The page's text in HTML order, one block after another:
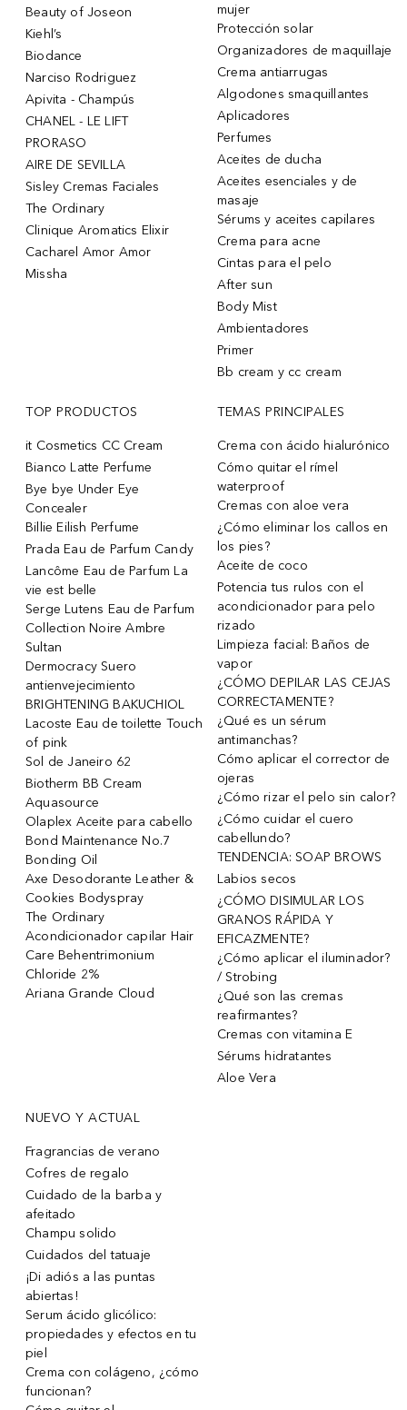
Beauty of Joseon
Kiehl’s
Biodance
Narciso Rodriguez
Apivita - Champús
CHANEL - LE LIFT
PRORASO
AIRE DE SEVILLA
Sisley Cremas Faciales
The Ordinary
Clinique Aromatics Elixir
Cacharel Amor Amor
Missha
mujer
Protección solar
Organizadores de maquillaje
Crema antiarrugas
Algodones smaquillantes
Aplicadores
Perfumes
Aceites de ducha
Aceites esenciales y de
masaje
Sérums y aceites capilares
Crema para acne
Cintas para el pelo
After sun
Body Mist
Ambientadores
Primer
Bb cream y cc cream
TOP PRODUCTOS
it Cosmetics CC Cream
Bianco Latte Perfume
Bye bye Under Eye
Concealer
Billie Eilish Perfume
Prada Eau de Parfum Candy
Lancôme Eau de Parfum La
vie est belle
Serge Lutens Eau de Parfum
Collection Noire Ambre
Sultan
Dermocracy Suero
antienvejecimiento
BRIGHTENING BAKUCHIOL
Lacoste Eau de toilette Touch
of pink
Sol de Janeiro 62
Biotherm BB Cream
Aquasource
Olaplex Aceite para cabello
Bond Maintenance No.7
Bonding Oil
Axe Desodorante Leather &
Cookies Bodyspray
The Ordinary
Acondicionador capilar Hair
Care Behentrimonium
Chloride 2%
Ariana Grande Cloud
TEMAS PRINCIPALES
Crema con ácido hialurónico
Cómo quitar el rímel
waterproof
Cremas con aloe vera
¿Cómo eliminar los callos en
los pies?
Aceite de coco
Potencia tus rulos con el
acondicionador para pelo
rizado
Limpieza facial: Baños de
vapor
¿CÓMO DEPILAR LAS CEJAS
CORRECTAMENTE?
¿Qué es un sérum
antimanchas?
Cómo aplicar el corrector de
ojeras
¿Cómo rizar el pelo sin calor?
¿Cómo cuidar el cuero
cabellundo?
TENDENCIA: SOAP BROWS
Labios secos
¿CÓMO DISIMULAR LOS
GRANOS RÁPIDA Y
EFICAZMENTE?
¿Cómo aplicar el iluminador?
/ Strobing
¿Qué son las cremas
reafirmantes?
Cremas con vitamina E
Sérums hidratantes
Aloe Vera
NUEVO Y ACTUAL
Fragrancias de verano
Cofres de regalo
Cuidado de la barba y
afeitado
Champu solido
Cuidados del tatuaje
¡Di adiós a las puntas
abiertas!
Serum ácido glicólico:
propiedades y efectos en tu
piel
Crema con colágeno, ¿cómo
funcionan?